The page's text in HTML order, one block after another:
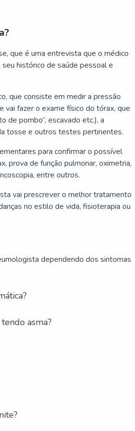
que é uma entrevista que o médico
histórico de saúde pessoal e
que consiste em medir a pressão
vai fazer o exame físico do tórax, que
de pombo”, escavado etc.), a
tosse e outros testes pertinentes.
para confirmar o possível
prova de função pulmonar, oximetria,
entre outros.
vai prescrever o melhor tratamento
no estilo de vida, fisioterapia ou
dependendo dos sintomas
asma?